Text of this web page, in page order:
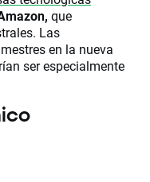
que
Las
en la nueva
ser especialmente